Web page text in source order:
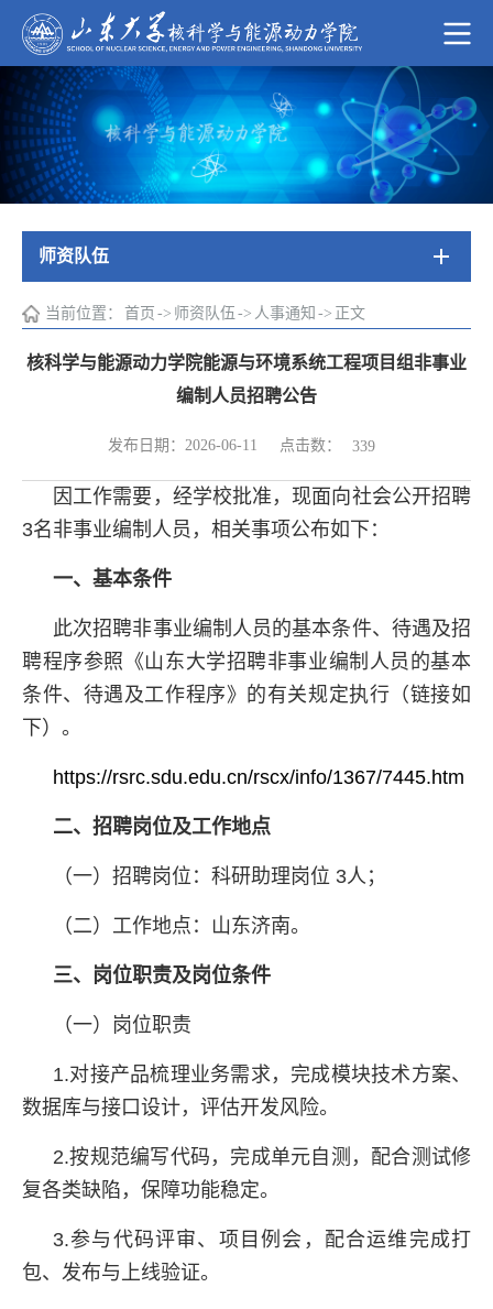
师资队伍
当前位置： 首页 -> 师资队伍 -> 人事通知 -> 正文
核科学与能源动力学院能源与环境系统工程项目组非事业
编制人员招聘公告
发布日期：2026-06-11 点击数： 339
因工作需要，经学校批准，现面向社会公开招聘
3名非事业编制人员，相关事项公布如下：
一、基本条件
此次招聘非事业编制人员的基本条件、待遇及招
聘程序参照《山东大学招聘非事业编制人员的基本
条件、待遇及工作程序》的有关规定执行（链接如
下）。
https://rsrc.sdu.edu.cn/rscx/info/1367/7445.htm
二、招聘岗位及工作地点
（一）招聘岗位：科研助理岗位 3人；
（二）工作地点：山东济南。
三、岗位职责及岗位条件
（一）岗位职责
1.对接产品梳理业务需求，完成模块技术方案、
数据库与接口设计，评估开发风险。
2.按规范编写代码，完成单元自测，配合测试修
复各类缺陷，保障功能稳定。
3.参与代码评审、项目例会，配合运维完成打
包、发布与上线验证。